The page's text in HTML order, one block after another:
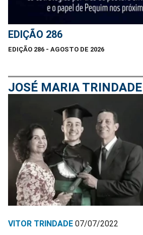
EDIÇÃO 286
EDIÇÃO 286 - AGOSTO DE 2026
JOSÉ MARIA TRINDADE
VITOR TRINDADE 07/07/2022